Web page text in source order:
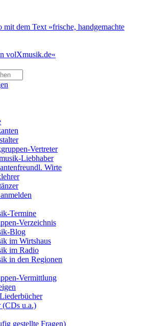
volXmusik.de«
Vertreter
Liebhaber
Wirte
Termine
Verzeichnis
Blog
im Wirtshaus
im Radio
in den Regionen
Vermittlung
(CDs u.a.)
gestellte Fragen)